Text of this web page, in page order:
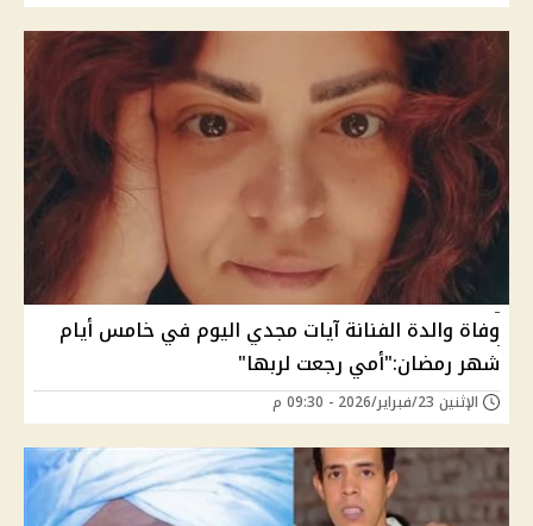
وفاة والدة الفنانة آيات مجدي اليوم في خامس أيام
شهر رمضان:"أمي رجعت لربها"
الإثنين 23/فبراير/2026 - 09:30 م